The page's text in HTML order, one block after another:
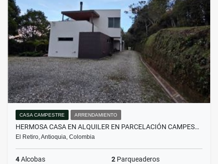
CASA CAMPESTRE ARRENDAMIENTO
HERMOSA CASA EN ALQUILER EN PARCELACIÓN CAMPES…
El Retiro, Antioquia, Colombia
4Alcobas 2 Parqueaderos